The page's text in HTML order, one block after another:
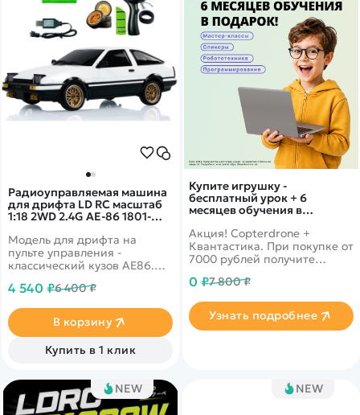
Купите игрушку -
бесплатный урок + 6
месяцев обучения в
Акция! Copterdrone +
Квантастика. При покупке от
7000 рублей получите
нашего партнера
0 ₽7 800 ₽
Узнать подробнее
Радиоуправляемая машина
для дрифта LD RC масштаб
1:18 2WD 2.4G AE-86 1801-
Модель для дрифта на
пульте управления -
классический кузов AE86.
детализацию. В комплекте 2
типов поверхностей. Задний
привод 2WD с мощным
коллекторным мотором.
Поднимающиеся фары со
Встроенный гироскоп для
курсовой устойчивости во
время дрифт заездов.
4 540 ₽6 400 ₽
В корзину
Купить в 1 клик
NEW NEW